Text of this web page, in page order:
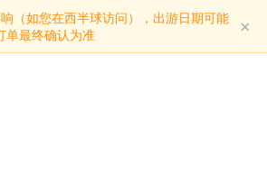
（如您在西半球访问），出游日期可能
单最终确认为准
×